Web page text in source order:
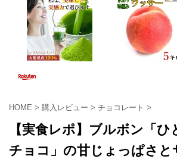
HOME > 購入レビュー > チョコレート >
【実食レポ】ブルボン「
チョコ」の甘じょっぱさと